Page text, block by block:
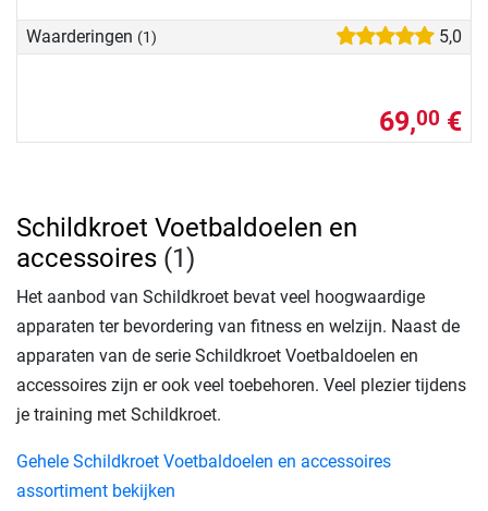
Waarderingen (1) 5,0
69,00 €
Schildkroet Voetbaldoelen en
accessoires (1)
Het aanbod van Schildkroet bevat veel hoogwaardige
apparaten ter bevordering van fitness en welzijn. Naast de
apparaten van de serie Schildkroet Voetbaldoelen en
accessoires zijn er ook veel toebehoren. Veel plezier tijdens
je training met Schildkroet.
Gehele Schildkroet Voetbaldoelen en accessoires
assortiment bekijken